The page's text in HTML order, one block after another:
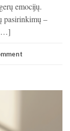
emocijų.
pasirinkimų –